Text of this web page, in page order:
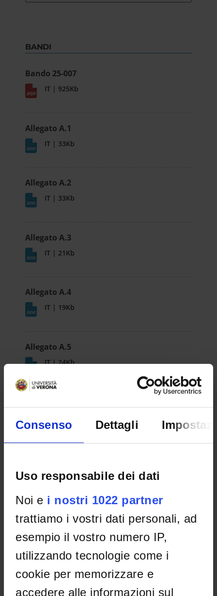
Consenso Dettagli
Uso responsabile dei dati
Noi e i nostri 1022 partner
trattiamo i vostri dati personali, ad
esempio il vostro numero IP,
utilizzando tecnologie come i
cookie per memorizzare e
accedere alle informazioni sul
BANDI
Bando 25-007
IT | 925Kb
Allegato A.1
IT | 33Kb
Allegato A.2
IT | 33Kb
Allegato A.3
IT | 21Kb
Allegato A.4
IT | 19Kb
Allegato A.5
IT | 24Kb
25-007
Scienze Umane
ESITO/GRADUATORIE
Graduatoria
IT | 817Kb